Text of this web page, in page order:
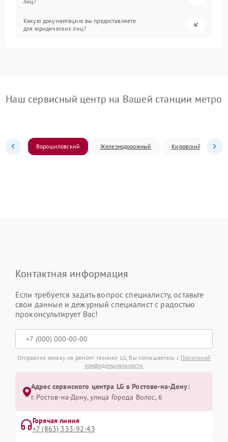
Какую документацию вы предоставляете
для юридических лиц?
Наш сервисный центр на Вашей станции метро
Ворошиловский Железнодорожный Кировский
Контактная информация
Если требуется задать вопрос специалисту, оставьте
свои данные и дежурный специалист с радостью
проконсультирует Вас!
Отправляя заявку на ремонт техники LG, Вы соглашаетесь с Политикой
конфиденциальности
Адрес сервисного центра LG в Ростове-на-Дону:
г. Ростов-на-Дону, улица Города Волос, 6
Горячая линия
+7 (863) 333-92-43